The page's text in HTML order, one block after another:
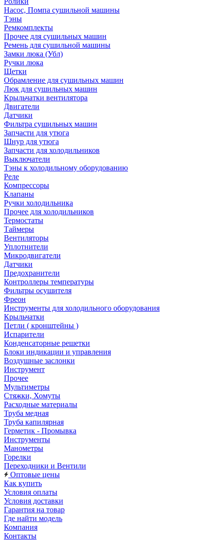
Насос, Помпа сушильной машины
Тэны
Ремкомплекты
Прочее для сушильных машин
Ремень для сушильной машины
Замки люка (Убл)
Ручки люка
Щетки
Обрамление для сушильных машин
Люк для сушильных машин
Крыльчатки вентилятора
Двигатели
Датчики
Фильтра сушильных машин
Запчасти для утюга
Шнур для утюга
Запчасти для холодильников
Выключатели
Тэны к холодильному оборудованию
Реле
Компрессоры
Клапаны
Ручки холодильника
Прочее для холодильников
Термостаты
Таймеры
Вентиляторы
Уплотнители
Микродвигатели
Датчики
Предохранители
Контроллеры температуры
Фильтры осушителя
Фреон
Инструменты для холодильного оборудования
Крыльчатки
Петли ( кронштейны )
Испарители
Конденсаторные решетки
Блоки индикации и управления
Воздушные заслонки
Инструмент
Прочее
Мультиметры
Стяжки, Хомуты
Расходные материалы
Труба медная
Труба капилярная
Герметик - Промывка
Инструменты
Манометры
Горелки
Переходники и Вентили
Оптовые цены
Как купить
Условия оплаты
Условия доставки
Гарантия на товар
Где найти модель
Компания
Контакты